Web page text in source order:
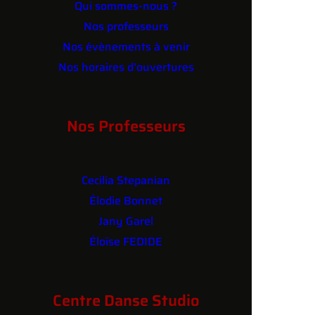
Qui sommes-nous ?
Nos professeurs
Nos évènements à venir
Nos horaires d’ouvertures
Nos Professeurs
Cecilia Stepanian
Élodie Bonnet
Jany Garel
Éloïse FEDIDE
Centre Danse Studio